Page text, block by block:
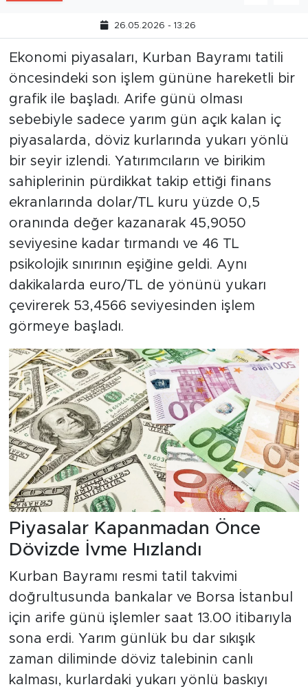
26.05.2026 - 13:26
Ekonomi piyasaları, Kurban Bayramı tatili
öncesindeki son işlem gününe hareketli bir
grafik ile başladı. Arife günü olması
sebebiyle sadece yarım gün açık kalan iç
piyasalarda, döviz kurlarında yukarı yönlü
bir seyir izlendi. Yatırımcıların ve birikim
sahiplerinin pürdikkat takip ettiği finans
ekranlarında dolar/TL kuru yüzde 0,5
oranında değer kazanarak 45,9050
seviyesine kadar tırmandı ve 46 TL
psikolojik sınırının eşiğine geldi. Aynı
dakikalarda euro/TL de yönünü yukarı
çevirerek 53,4566 seviyesinden işlem
görmeye başladı.
Piyasalar Kapanmadan Önce
Dövizde İvme Hızlandı
Kurban Bayramı resmi tatil takvimi
doğrultusunda bankalar ve Borsa İstanbul
için arife günü işlemler saat 13.00 itibarıyla
sona erdi. Yarım günlük bu dar sıkışık
zaman diliminde döviz talebinin canlı
kalması, kurlardaki yukarı yönlü baskıyı